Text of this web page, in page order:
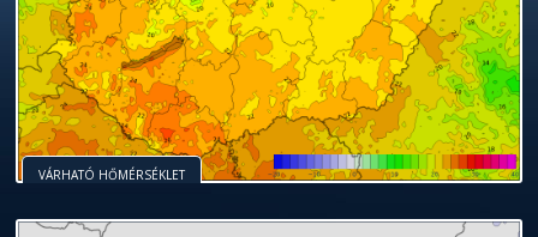
VÁRHATÓ HŐMÉRSÉKLET